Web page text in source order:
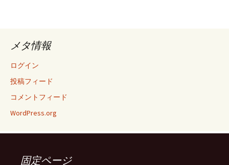
メタ情報
ログイン
投稿フィード
コメントフィード
WordPress.org
固定ページ